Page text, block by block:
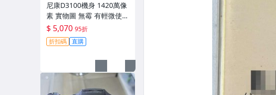
尼康D3100機身 1420萬像
素 實物圖 無霉 有輕微使用
痕跡 機身原裝 無拆修無翻
新 臨-343
$ 5,070 95折
折扣碼 直購